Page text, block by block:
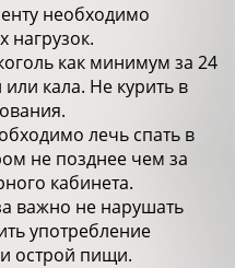
необходимо
нагрузок.
как минимум за 24
кала. Не курить в
лечь спать в
не позднее чем за
кабинета.
важно не нарушать
употребление
острой пищи.